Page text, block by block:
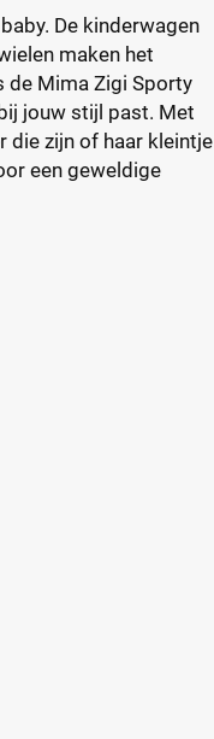
De kinderwagen
maken het
de Mima Zigi Sporty
jouw stijl past. Met
die zijn of haar kleintje
een geweldige